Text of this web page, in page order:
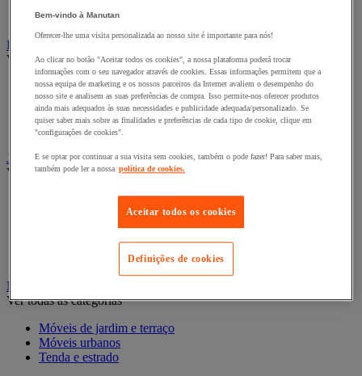
Abrigo para veículos de duas rodas e multiusos
Bandeira, mastro e manga de vento
Ver todas as categorias
Bandeira de publicidade
Bandeira oficial
Manga de vento
Mastro
Jardim
Ver todas as categorias
Bombear e coletor de água da chuva
Ferramentas de jardim motorizadas
Ferramentas manuais para jardim
Jardineira e horta
Mobiliário de exterior
Ver todas as categorias
Móveis de jardim e terraço
Móveis urbanos
Tenda e estrado
Bem-vindo à Manutan
Oferecer-lhe uma visita personalizada ao nosso site é importante para nós!
Ao clicar no botão "Aceitar todos os cookies", a nossa plataforma poderá trocar
informações com o seu navegador através de cookies. Essas informações permitem que a
nossa equipa de marketing e os nossos parceiros da Internet avaliem o desempenho do
nosso site e analisem as suas preferências de compra. Isso permite-nos oferecer produtos
ainda mais adequados às suas necessidades e publicidade adequada/personalizado. Se
quiser saber mais sobre as finalidades e preferências de cada tipo de cookie, clique em
"configurações de cookies".
E se optar por continuar a sua visita sem cookies, também o pode fazer! Para saber mais,
também pode ler a nossa política de cookies.
Aceitar todos os cookies
Definições de cookies